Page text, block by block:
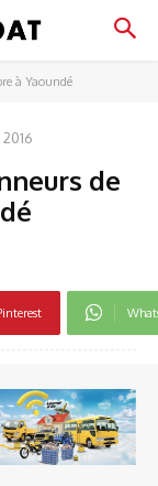
à Yaoundé
de